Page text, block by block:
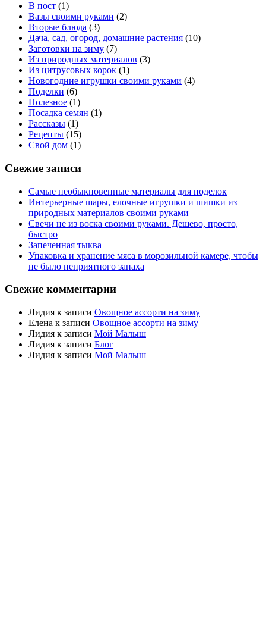
В пост (1)
Вазы своими руками (2)
Вторые блюда (3)
Дача, сад, огород, домашние растения (10)
Заготовки на зиму (7)
Из природных материалов (3)
Из цитрусовых корок (1)
Новогодние игрушки своими руками (4)
Поделки (6)
Полезное (1)
Посадка семян (1)
Рассказы (1)
Рецепты (15)
Свой дом (1)
Свежие записи
Самые необыкновенные материалы для поделок
Интерьерные шары, елочные игрушки и шишки из
природных материалов своими руками
Свечи не из воска своими руками. Дешево, просто,
быстро
Запеченная тыква
Упаковка и хранение мяса в морозильной камере, чтобы
не было неприятного запаха
Свежие комментарии
Лидия к записи Овощное ассорти на зиму
Елена к записи Овощное ассорти на зиму
Лидия к записи Мой Малыш
Лидия к записи Блог
Лидия к записи Мой Малыш